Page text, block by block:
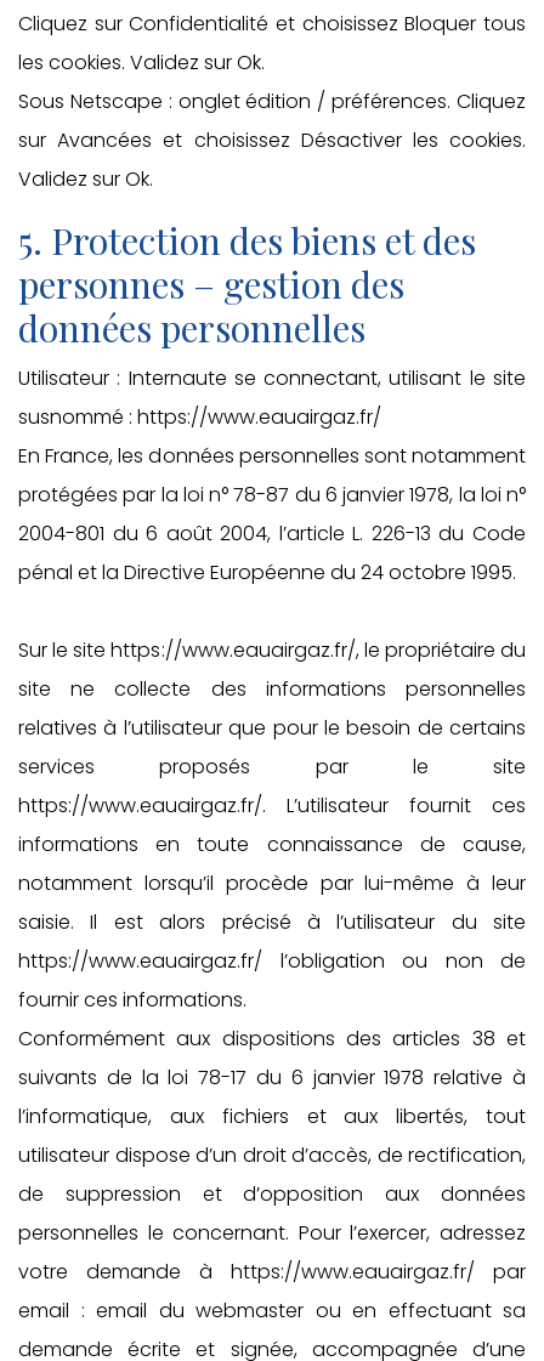
Cliquez sur Confidentialité et choisissez Bloquer tous
les cookies. Validez sur Ok.
Sous Netscape : onglet édition / préférences. Cliquez
sur Avancées et choisissez Désactiver les cookies.
Validez sur Ok.
5. Protection des biens et des
personnes – gestion des
données personnelles
Utilisateur : Internaute se connectant, utilisant le site
susnommé : https://www.eauairgaz.fr/
En France, les données personnelles sont notamment
protégées par la loi n° 78-87 du 6 janvier 1978, la loi n°
2004-801 du 6 août 2004, l’article L. 226-13 du Code
pénal et la Directive Européenne du 24 octobre 1995.
Sur le site https://www.eauairgaz.fr/, le propriétaire du
site ne collecte des informations personnelles
relatives à l’utilisateur que pour le besoin de certains
services proposés par le site
https://www.eauairgaz.fr/. L’utilisateur fournit ces
informations en toute connaissance de cause,
notamment lorsqu’il procède par lui-même à leur
saisie. Il est alors précisé à l’utilisateur du site
https://www.eauairgaz.fr/ l’obligation ou non de
fournir ces informations.
Conformément aux dispositions des articles 38 et
suivants de la loi 78-17 du 6 janvier 1978 relative à
l’informatique, aux fichiers et aux libertés, tout
utilisateur dispose d’un droit d’accès, de rectification,
de suppression et d’opposition aux données
personnelles le concernant. Pour l’exercer, adressez
votre demande à https://www.eauairgaz.fr/ par
email : email du webmaster ou en effectuant sa
demande écrite et signée, accompagnée d’une